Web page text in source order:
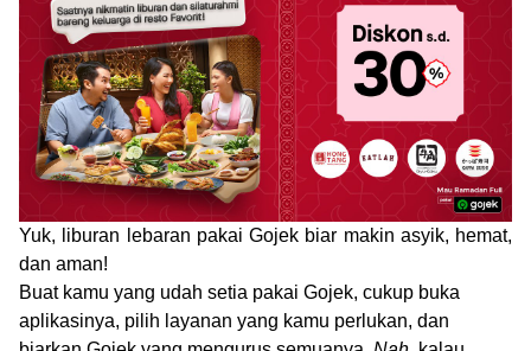
Yuk, liburan lebaran pakai Gojek biar makin asyik, hemat,
dan aman!
Buat kamu yang udah setia pakai Gojek, cukup buka
aplikasinya, pilih layanan yang kamu perlukan, dan